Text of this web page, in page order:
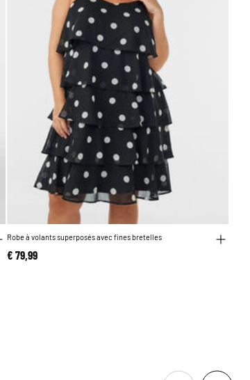
Robe à volants superposés avec fines bretelles
€ 79,99